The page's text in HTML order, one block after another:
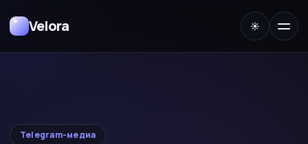
Velora ☀
Telegram-медиа